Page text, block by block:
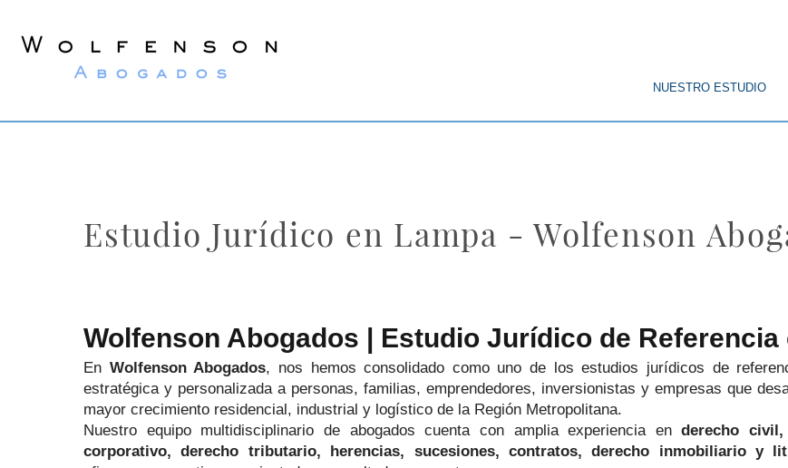
NUESTRO ESTUDIO
Estudio Jurídico en Lampa - Wolfenson
Wolfenson Abogados | Estudio Jurídico de Referencia
En Wolfenson Abogados, nos hemos consolidado como uno de los estudios jurídicos de
estratégica y personalizada a personas, familias, emprendedores, inversionistas y empresas que
mayor crecimiento residencial, industrial y logístico de la Región Metropolitana.
Nuestro equipo multidisciplinario de abogados cuenta con amplia experiencia enderecho
corporativo, derecho tributario, herencias, sucesiones, contratos, derecho inmobiliario y
Wolfenson